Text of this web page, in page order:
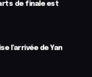
de finale est
l’arrivée de Yan